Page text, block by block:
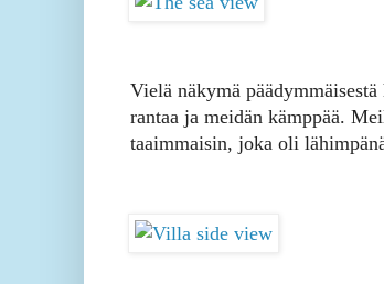
Vielä näkymä
rantaa ja meidän kämppää.
taaimmaisin, joka oli